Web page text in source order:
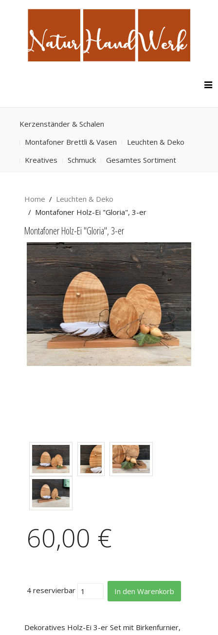
Kerzenständer & Schalen
Montafoner Brettli & Vasen
Leuchten & Deko
Kreatives
Schmuck Gesamtes Sortiment
Home
Leuchten & Deko
Montafoner Holz-Ei "Gloria", 3-er
Montafoner Holz-Ei "Gloria", 3-er
60,00 €
4 reservierbar In den Warenkorb
Dekoratives Holz-Ei 3-er Set mit Birkenfurnier,